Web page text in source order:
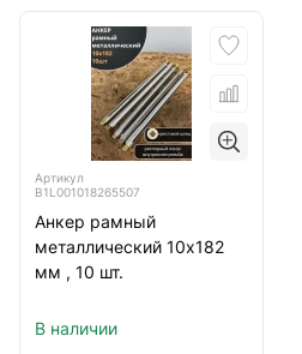
Артикул
B1L001018265507
Анкер рамный
металлический 10х182
мм , 10 шт.
В наличии